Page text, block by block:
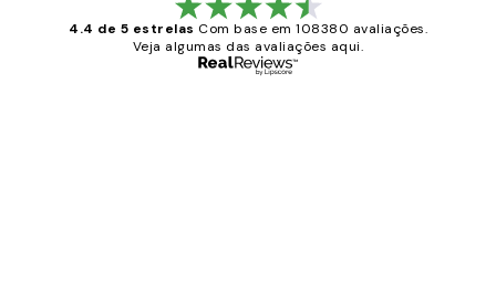
4.4 de 5 estrelas Com base em 108380 avaliações.
Veja algumas das avaliações aqui.